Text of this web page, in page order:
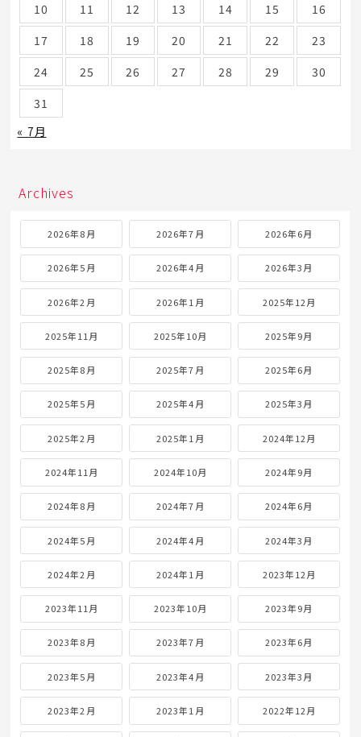
10 11 12 13 14 15
16
17
18 19 20 21 22
23
24
25 26 27 28 29
30
31
« 7月
Archives
2026年8月 2026年7月 2026年6月
2026年5月 2026年4月 2026年3月
2026年2月 2026年1月 2025年12月
2025年11月 2025年10月 2025年9月
2025年8月 2025年7月 2025年6月
2025年5月 2025年4月 2025年3月
2025年2月 2025年1月 2024年12月
2024年11月 2024年10月 2024年9月
2024年8月 2024年7月 2024年6月
2024年5月 2024年4月 2024年3月
2024年2月 2024年1月 2023年12月
2023年11月 2023年10月 2023年9月
2023年8月 2023年7月 2023年6月
2023年5月 2023年4月 2023年3月
2023年2月 2023年1月 2022年12月